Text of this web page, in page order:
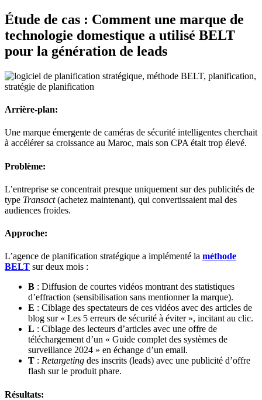
Étude de cas : Comment une marque de
technologie domestique a utilisé BELT
pour la génération de leads
Arrière-plan:
Une marque émergente de caméras de sécurité intelligentes cherchait
à accélérer sa croissance au Maroc, mais son CPA était trop élevé.
Problème:
L’entreprise se concentrait presque uniquement sur des publicités de
type Transact(achetez maintenant), qui convertissaient mal des
audiences froides.
Approche:
L’agence de planification stratégique a implémenté la méthode
BELT sur deux mois :
B : Diffusion de courtes vidéos montrant des statistiques
d’effraction (sensibilisation sans mentionner la marque).
E : Ciblage des spectateurs de ces vidéos avec des articles de
blog sur « Les 5 erreurs de sécurité à éviter », incitant au clic.
L : Ciblage des lecteurs d’articles avec une offre de
téléchargement d’un « Guide complet des systèmes de
surveillance 2024 » en échange d’un email.
T : Retargeting des inscrits (leads) avec une publicité d’offre
flash sur le produit phare.
Résultats: